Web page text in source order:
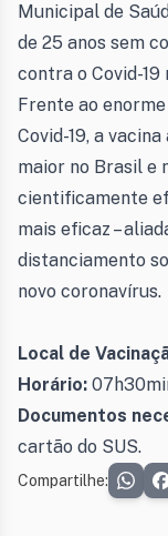
Municipal de
de 25 anos sem
contra o Covid-19
Frente ao
Covid-19, a
maior no Brasil e
cientificamente
mais eficaz –
distanciamento
novo coronavírus.
Local de
Horário:
Documentos
cartão do SUS.
Compartilhe: